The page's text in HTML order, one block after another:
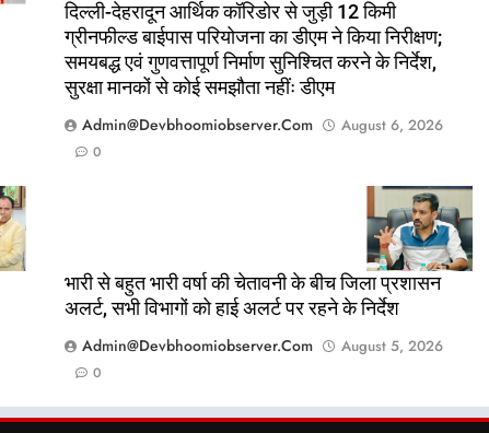
दिल्ली-देहरादून आर्थिक कॉरिडोर से जुड़ी 12 किमी
ग्रीनफील्ड बाईपास परियोजना का डीएम ने किया निरीक्षण;
समयबद्ध एवं गुणवत्तापूर्ण निर्माण सुनिश्चित करने के निर्देश,
सुरक्षा मानकों से कोई समझौता नहींः डीएम
Admin@devbhoomiobserver.com
August 6, 2026
0
भारी से बहुत भारी वर्षा की चेतावनी के बीच जिला प्रशासन
अलर्ट, सभी विभागों को हाई अलर्ट पर रहने के निर्देश
Admin@devbhoomiobserver.com
August 5, 2026
0